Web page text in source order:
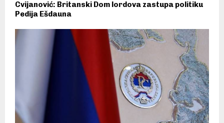
Cvijanović: Britanski Dom lordova zastupa politiku
Pedija Ešdauna